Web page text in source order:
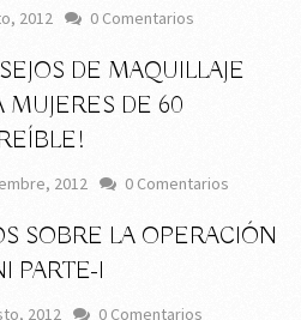
2012 0 Comentarios
DE MAQUILLAJE
MUJERES DE 60
2012 0 Comentarios
SOBRE LA OPERACIÓN
PARTE-I
2012 0 Comentarios